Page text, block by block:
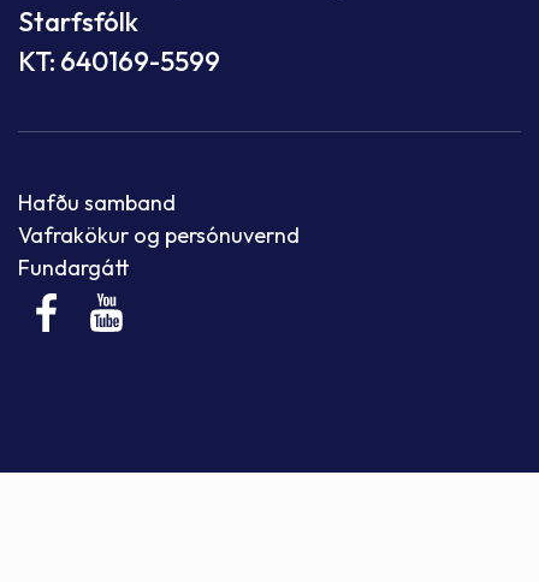
Starfsfólk
KT: 640169-5599
Hafðu samband
Vafrakökur og persónuvernd
Fundargátt